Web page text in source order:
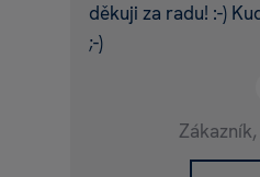
děkuji za radu! :-)
;-)
Zákazník,